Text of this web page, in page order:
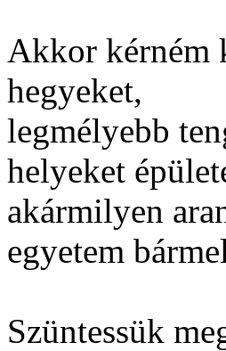
Akkor kérném
hegyeket,
legmélyebb
helyeket
akármilyen
egyetem
Szüntessük